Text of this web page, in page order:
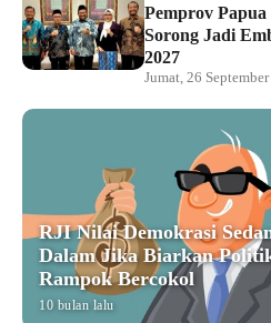
Pemprov
Sorong Jadi
2027
Jumat, 26
RJI Nilai Demokrasi
Dalam Jika Biarkan
Rampok Bercokol
10 bulan lalu